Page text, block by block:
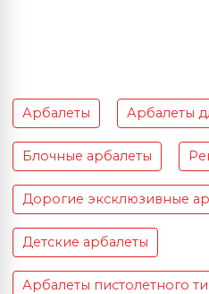
Арбалеты Арбалеты
Блочные арбалеты
Дорогие эксклюзивные
Детские арбалеты
Арбалеты пистолетного